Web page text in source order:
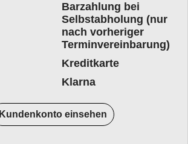
Barzahlung bei
Selbstabholung (nur
nach vorheriger
Terminvereinbarung)
Kreditkarte
Klarna
Kundenkonto einsehen